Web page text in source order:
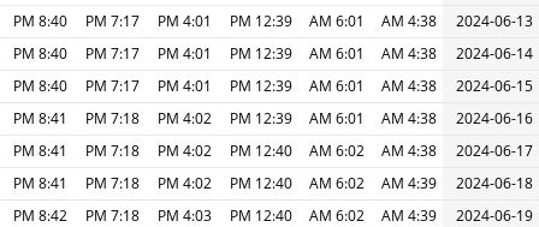
2024-06-13
4:38 AM
6:01 AM
12:39 PM
4:01 PM
7:17 PM
8:40 PM
2024-06-14
4:38 AM
6:01 AM
12:39 PM
4:01 PM
7:17 PM
8:40 PM
2024-06-15
4:38 AM
6:01 AM
12:39 PM
4:01 PM
7:17 PM
8:40 PM
2024-06-16
4:38 AM
6:01 AM
12:39 PM
4:02 PM
7:18 PM
8:41 PM
2024-06-17
4:38 AM
6:02 AM
12:40 PM
4:02 PM
7:18 PM
8:41 PM
2024-06-18
4:39 AM
6:02 AM
12:40 PM
4:02 PM
7:18 PM
8:41 PM
2024-06-19
4:39 AM
6:02 AM
12:40 PM
4:03 PM
7:18 PM
8:42 PM